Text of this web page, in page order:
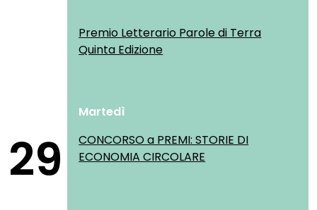
Premio Letterario Parole di Terra
Quinta Edizione
29
Martedì
CONCORSO a PREMI: STORIE DI
ECONOMIA CIRCOLARE